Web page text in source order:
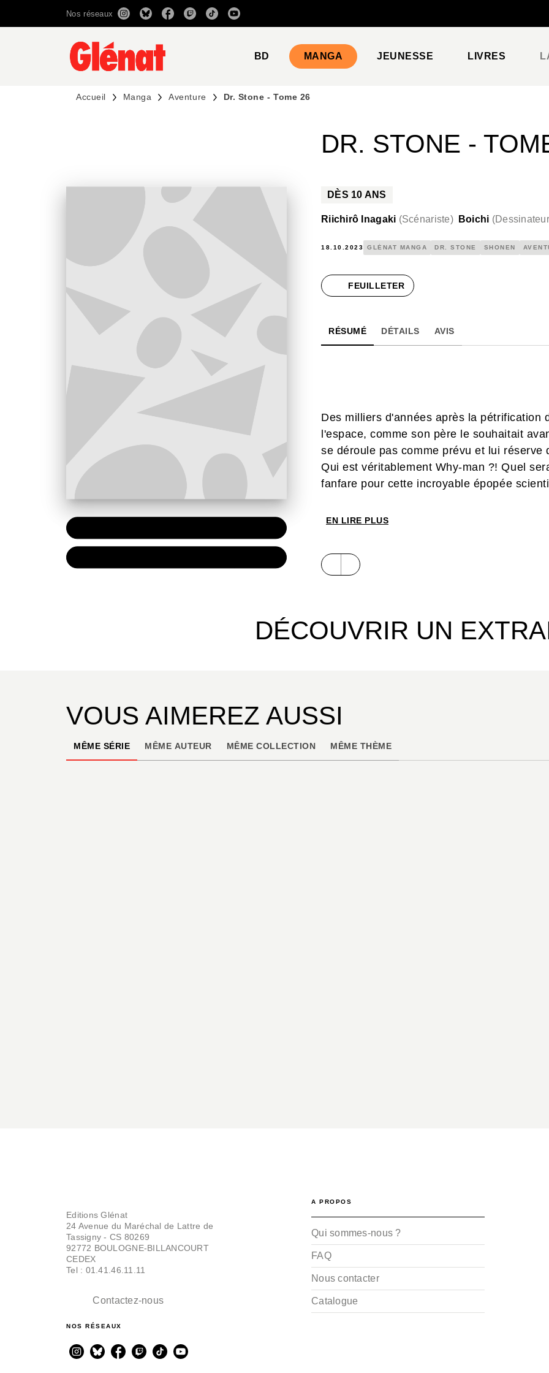
RECHERCHE CONTENU
Nos réseaux
BD MANGA JEUNESSE LIVRES
Accueil Manga Aventure Dr. Stone - Tome 26
DR. STONE -
DÈS 10 ANS
Riichirô Inagaki (Scénariste) Boichi (
18.10.2023 GLÉNAT MANGA DR. STONE SHONEN
FEUILLETER
RÉSUMÉ DÉTAILS AVIS
Des milliers d'années après la pétrification
l'espace, comme son père le souhaitait
se déroule pas comme prévu et lui réserve
Qui est véritablement Why-man ?! Quel
fanfare pour cette incroyable épopée
EN LIRE PLUS
DÉCOUVRIR UN
VOUS AIMEREZ AUSSI
MÊME SÉRIE MÊME AUTEUR MÊME COLLECTION MÊME THÈME
Editions Glénat
24 Avenue du Maréchal de Lattre de
Tassigny - CS 80269
92772 BOULOGNE-BILLANCOURT
CEDEX
Tel : 01.41.46.11.11
Contactez-nous
NOS RÉSEAUX
A PROPOS
Qui sommes-nous ?
FAQ
Nous contacter
Catalogue